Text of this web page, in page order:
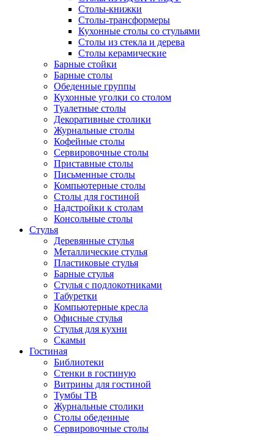
Столы-книжки
Столы-трансформеры
Кухонные столы со стульями
Столы из стекла и дерева
Столы керамические
Барные стойки
Барные столы
Обеденные группы
Кухонные уголки со столом
Туалетные столы
Декоративные столики
Журнальные столы
Кофейные столы
Сервировочные столы
Приставные столы
Письменные столы
Компьютерные столы
Столы для гостиной
Надстройки к столам
Консольные столы
Стулья
Деревянные стулья
Металлические стулья
Пластиковые стулья
Барные стулья
Стулья с подлокотниками
Табуретки
Компьютерные кресла
Офисные стулья
Стулья для кухни
Скамьи
Гостиная
Библиотеки
Стенки в гостиную
Витрины для гостиной
Тумбы ТВ
Журнальные столики
Столы обеденные
Сервировочные столы